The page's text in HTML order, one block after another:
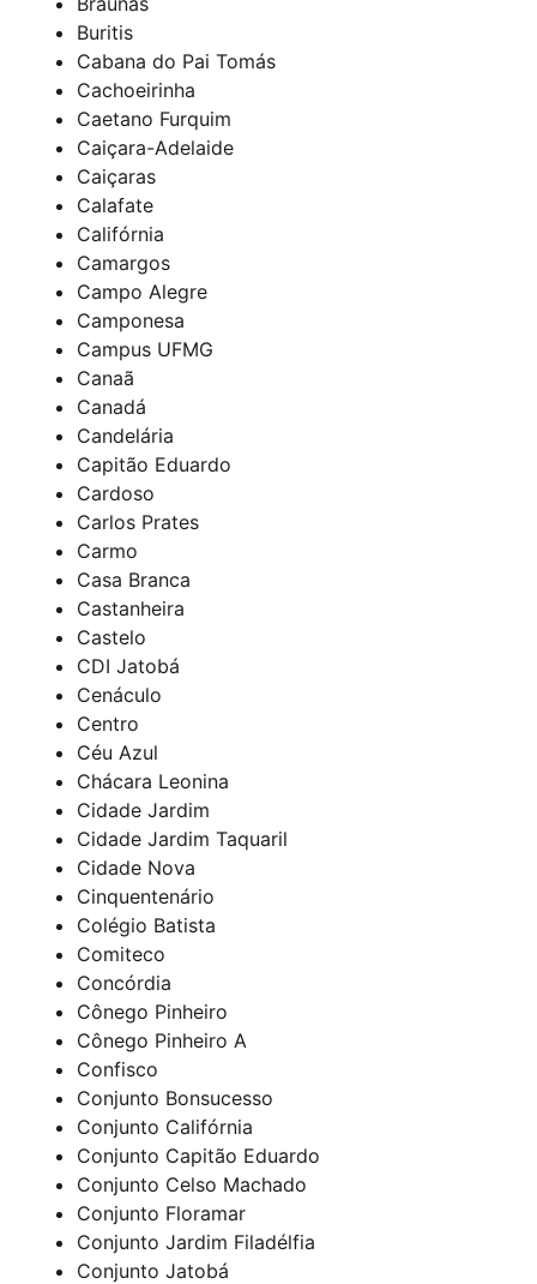
Buritis
Cabana do Pai Tomás
Cachoeirinha
Caetano Furquim
Caiçara-Adelaide
Caiçaras
Calafate
Califórnia
Camargos
Campo Alegre
Camponesa
Campus UFMG
Canaã
Canadá
Candelária
Capitão Eduardo
Cardoso
Carlos Prates
Carmo
Casa Branca
Castanheira
Castelo
CDI Jatobá
Cenáculo
Centro
Céu Azul
Chácara Leonina
Cidade Jardim
Cidade Jardim Taquaril
Cidade Nova
Cinquentenário
Colégio Batista
Comiteco
Concórdia
Cônego Pinheiro
Cônego Pinheiro A
Confisco
Conjunto Bonsucesso
Conjunto Califórnia
Conjunto Capitão Eduardo
Conjunto Celso Machado
Conjunto Floramar
Conjunto Jardim Filadélfia
Conjunto Jatobá